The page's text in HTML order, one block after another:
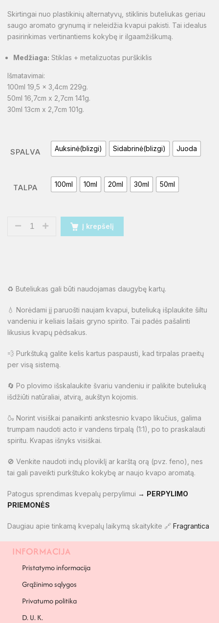
Skirtingai nuo plastikinių alternatyvų, stiklinis buteliukas geriau
saugo aromato grynumą ir neleidžia kvapui pakisti. Tai idealus
pasirinkimas vertinantiems kokybę ir ilgaamžiškumą.
Medžiaga: Stiklas + metalizuotas purškiklis
Išmatavimai:
100ml 19,5 x 3,4cm 229g.
50ml 16,7cm x 2,7cm 141g.
30ml 13cm x 2,7cm 101g.
SPALVA Auksinė(blizgi) Sidabrinė(blizgi) Juoda
TALPA 100ml 10ml 20ml 30ml 50ml
Į krepšelį
♻️ Buteliukas gali būti naudojamas daugybę kartų.
💧 Norėdami jį paruošti naujam kvapui, buteliuką išplaukite šiltu
vandeniu ir keliais lašais gryno spirito. Tai padės pašalinti
likusius kvapų pėdsakus.
💨 Purkštuką galite kelis kartus paspausti, kad tirpalas praeitų
per visą sistemą.
🔄 Po plovimo išskalaukite švariu vandeniu ir palikite buteliuką
išdžiūti natūraliai, atvirą, aukštyn kojomis.
🍶 Norint visiškai panaikinti ankstesnio kvapo likučius, galima
trumpam naudoti acto ir vandens tirpalą (1:1), po to praskalauti
spiritu. Kvapas išnyks visiškai.
🚫 Venkite naudoti indų ploviklį ar karštą orą (pvz. feno), nes
tai gali paveikti purkštuko kokybę ar naujo kvapo aromatą.
Patogus sprendimas kvepalų perpylimui → PERPYLIMO
PRIEMONĖS
Daugiau apie tinkamą kvepalų laikymą skaitykite 🔗 Fragrantica
PAPILDOMA INFORMACIJA
INFORMACIJA
Pristatymo informacija
Grąžinimo sąlygos
Privatumo politika
D. U. K.